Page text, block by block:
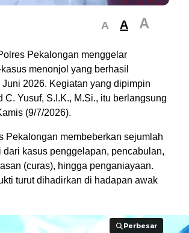
A A A
Pekalongan menggelar
menonjol yang berhasil
2026. Kegiatan yang dipimpin
Yusuf, S.I.K., M.Si., itu berlangsung
(9/7/2026).
Pekalongan membeberkan sejumlah
kasus penggelapan, pencabulan,
(curas), hingga penganiayaan.
turut dihadirkan di hadapan awak
Perbesar
Perbesar